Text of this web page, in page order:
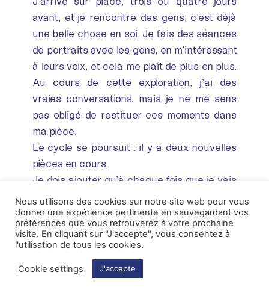
avant, et je rencontre des gens; c’est déjà
une belle chose en soi. Je fais des séances
de portraits avec les gens, en m’intéressant
à leurs voix, et cela me plaît de plus en plus.
Au cours de cette exploration, j’ai des
vraies conversations, mais je ne me sens
pas obligé de restituer ces moments dans
ma pièce.
Le cycle se poursuit : il y a deux nouvelles
pièces en cours.
Je dois ajouter qu’à chaque fois que je vais
puiser dans cette archive je trouve des
choses nouvelles. C’est vaste !
La musique qui sort de là fonctionne
beaucoup sur des accidents. Il y a plein de
choses à trouver dans cette archive, des
associations surprenantes, et j’essaie de ne
Nous utilisons des cookies sur notre site web pour vous
donner une expérience pertinente en sauvegardant vos
préférences que vous retrouverez à votre prochaine
visite. En cliquant sur "J'accepte", vous consentez à
l'utilisation de tous les cookies.
Cookie settings J'accepte